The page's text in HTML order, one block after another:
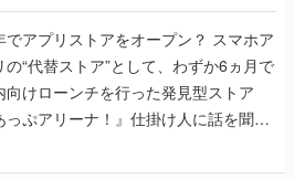
向けローンチを行った発見型ストア
っぷアリーナ！』仕掛け人に話を聞い
た
ビス』は、ひとつの奇跡だった──膨大